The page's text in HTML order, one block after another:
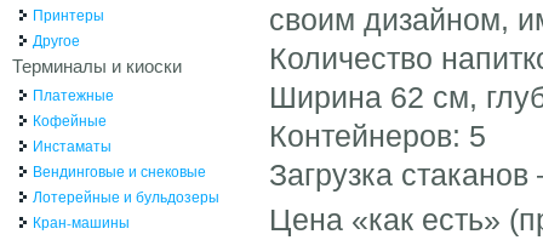
своим дизайном,
Количество
Ширина 62 см,
Контейнеров: 5
Загрузка
Цена «как есть»
Принтеры
Другое
Терминалы и киоски
Платежные
Кофейные
Инстаматы
Вендинговые и снековые
Лотерейные и бульдозеры
Кран-машины